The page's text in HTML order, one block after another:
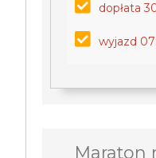
dopłata
wyjazd
Maraton